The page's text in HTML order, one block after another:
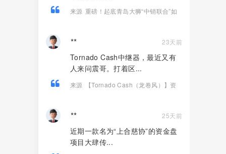
来源 重磅！起底青岛大狮“中销联合”如
** 23天前
Tornado Cash中继器，最近又有
人来问震哥。打着区...
来源
【Tornado Cash（龙卷风）】资
** 25天前
近期一款名为“上合慈协”的资金盘
项目大肆传...